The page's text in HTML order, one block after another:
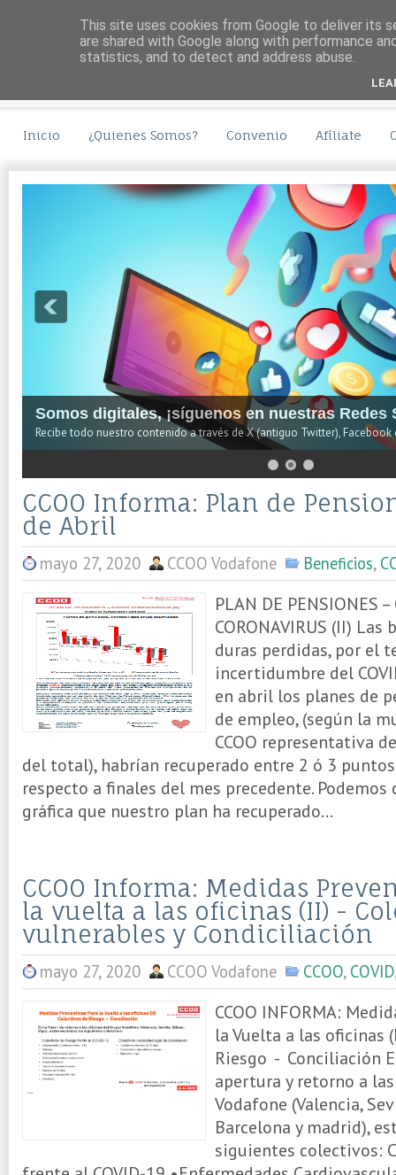
Inicio ¿Quienes Somos? Convenio Afíliate
Somos digitales, ¡síguenos en nuestras Redes
Recibe todo nuestro contenido a través de X (antiguo Twitter), Facebook
CCOO Informa: Plan de
de Abril
mayo 27, 2020 CCOO Vodafone Beneficios,
PLAN DE PENSIONES –
CORONAVIRUS (II)
duras perdidas, por el
incertidumbre del
en abril los planes de
de empleo, (según la
CCOO representativa
del total), habrían recuperado entre 2 ó 3
respecto a finales del mes precedente.
gráfica que nuestro plan ha recuperado...
CCOO Informa: Medidas
la vuelta a las oficinas (II) -
vulnerables y Condiciliación
mayo 27, 2020 CCOO Vodafone CCOO, COVID
CCOO INFORMA:
la Vuelta a las oficinas
Riesgo - Conciliación
apertura y retorno a
Vodafone (Valencia,
Barcelona y madrid),
siguientes colectivos:
This site uses cookies from Google to deliver its
are shared with Google along with performance
statistics, and to detect and address abuse.